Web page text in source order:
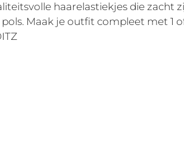
haarelastiekjes die zacht
Maak je outfit compleet met 1